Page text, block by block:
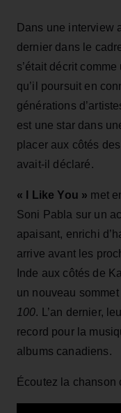
Dans une interview
dernier dans le
s’était décrit
qu’il poursuit en
générations
est une star dans
placer aux côtés
avait-il déclaré.
« I Like You » met
Soni Pabla sur un
apaisant, enrichi
arrive avant les
Inde aux côtés de
un nouveau sommet
100. L’an dernier,
record pour la
albums canadiens.
Écoutez la chanson